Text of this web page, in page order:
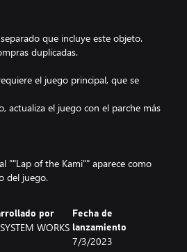
que incluye este objeto.
duplicadas.
el juego principal, que se
actualiza el juego con el parche más
""Lap of the Kami"" aparece como
del juego.
por
WORKS
Fecha de
lanzamiento
7/3/2023